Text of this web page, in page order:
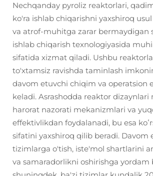
Nechqanday pyroliz reaktorlari,
ko'ra ishlab chiqarishni yaxshiroq
va atrof-muhitga zarar bermaydigan
ishlab chiqarish texnologiyasida
sifatida xizmat qiladi. Ushbu
to'xtamsiz ravishda taminlash
davom etuvchi chiqim va operatsion
keladi. Asrashodda reaktor dizaynlari
harorat nazorati mekanizmlari va
effektivlikdan foydalanadi, bu esa
sifatini yaxshiroq qilib beradi. Davom
tizimlarga o'tish, iste'mol shartlarini
va samaradorlikni oshirishga yordam